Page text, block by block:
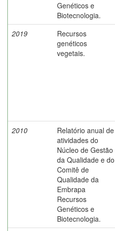
Genéticos e
Biotecnologia.
2019
Recursos
genéticos
vegetais.
2010
Relatório anual de
atividades do
Núcleo de Gestão
da Qualidade e do
Comitê de
Qualidade da
Embrapa
Recursos
Genéticos e
Biotecnologia.